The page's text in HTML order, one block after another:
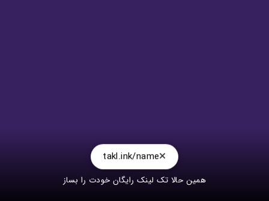
takl.ink/name
همین حالا تک لینک رایگان خودت را بساز